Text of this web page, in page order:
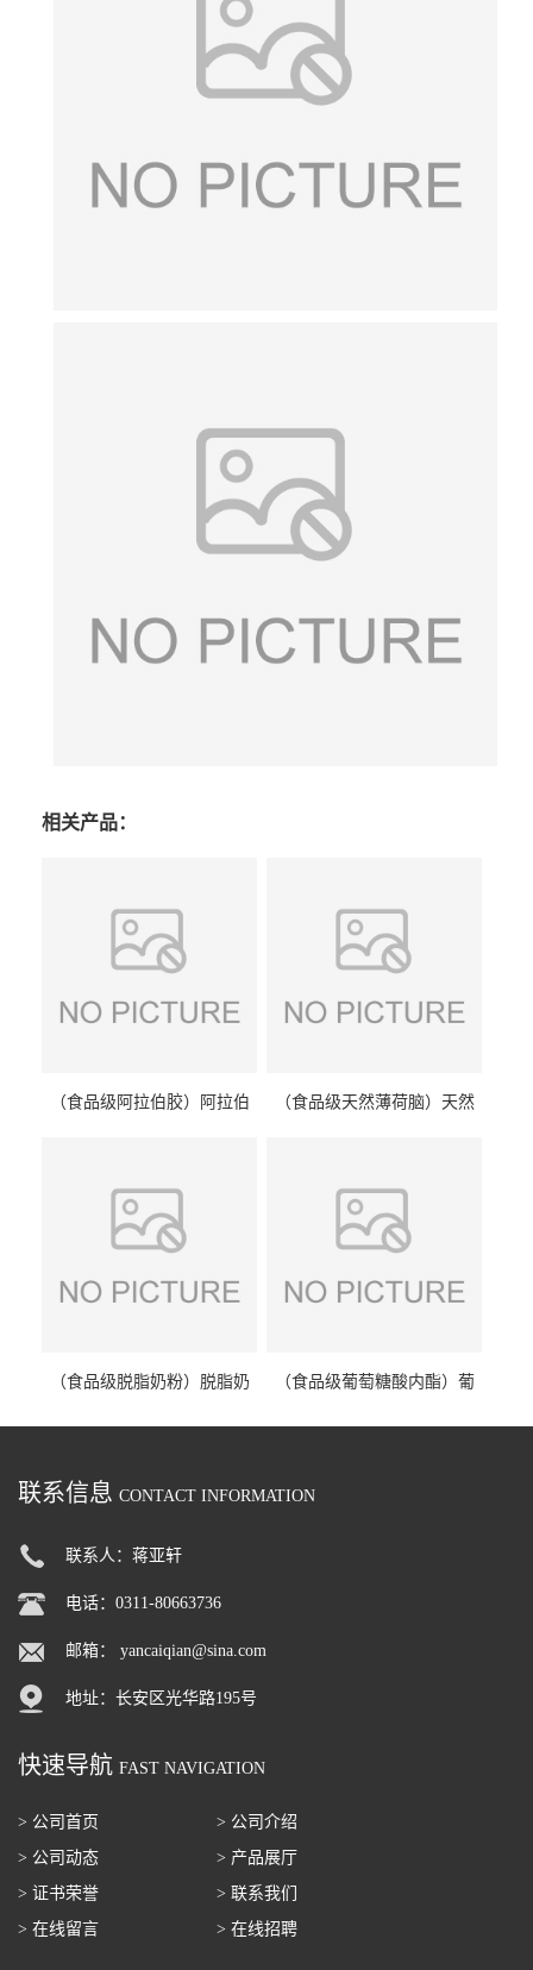
相关产品：
（食品级阿拉伯胶）阿拉伯
（食品级天然薄荷脑）天然
（食品级脱脂奶粉）脱脂奶
（食品级葡萄糖酸内酯）葡
联系信息 CONTACT INFORMATION
联系人：蒋亚轩
电话：0311-80663736
邮箱： yancaiqian@sina.com
地址：长安区光华路195号
快速导航 FAST NAVIGATION
> 公司首页
> 公司介绍
> 公司动态
> 产品展厅
> 证书荣誉
> 联系我们
> 在线留言
> 在线招聘